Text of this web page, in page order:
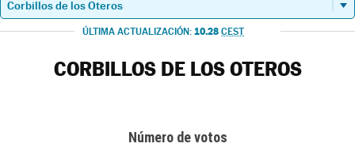
ÚLTIMA ACTUALIZACIÓN: 10.28 CEST
CORBILLOS DE LOS OTEROS
Número de votos